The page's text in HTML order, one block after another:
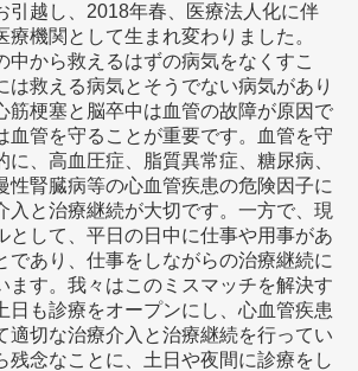
引越し、2018年春、医療法人化に伴
療機関として生まれ変わりました。
中から救えるはずの病気をなくすこ
は救える病気とそうでない病気があり
筋梗塞と脳卒中は血管の故障が原因で
血管を守ることが重要です。血管を守
に、高血圧症、脂質異常症、糖尿病、
性腎臓病等の心血管疾患の危険因子に
入と治療継続が大切です。一方で、現
として、平日の日中に仕事や用事があ
であり、仕事をしながらの治療継続に
ます。我々はこのミスマッチを解決す
日も診療をオープンにし、心血管疾患
適切な治療介入と治療継続を行ってい
残念なことに、土日や夜間に診療をし